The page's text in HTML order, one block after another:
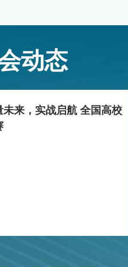
动态
未来，实战启航 全国高校